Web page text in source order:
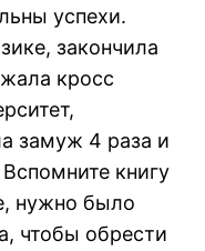
успехи.
закончила
кросс
замуж 4 раза и
книгу
нужно было
чтобы обрести